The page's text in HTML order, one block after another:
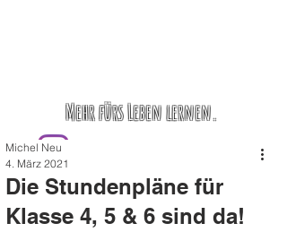
Mehr fürs Leben lernen.
Die Stundenpläne für
Klasse 4, 5 & 6 sind da!
Michel Neu
4. März 2021